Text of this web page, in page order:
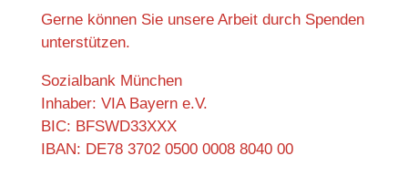
Gerne können Sie unsere Arbeit durch Spenden
unterstützen.
Sozialbank München
Inhaber: VIA Bayern e.V.
BIC: BFSWD33XXX
IBAN: DE78 3702 0500 0008 8040 00